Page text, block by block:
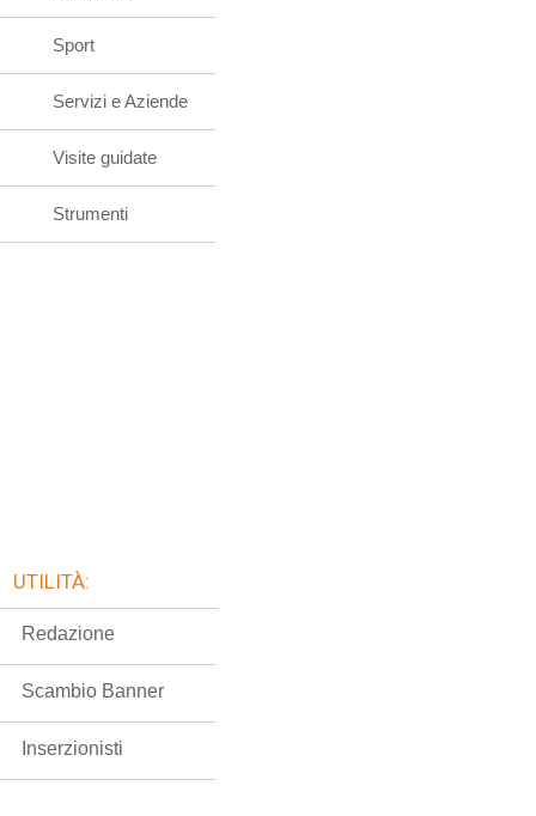
Sport
Servizi e Aziende
Visite guidate
Strumenti
UTILITÀ:
Redazione
Scambio Banner
Inserzionisti